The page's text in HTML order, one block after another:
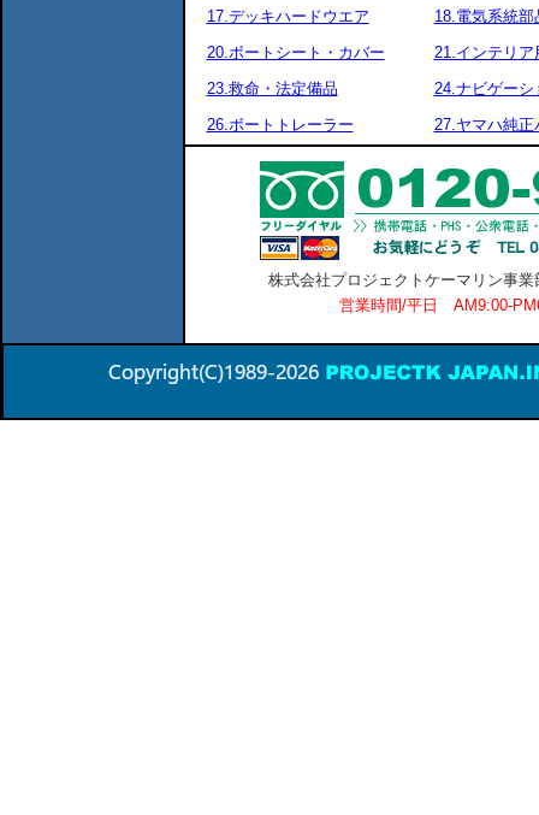
17.デッキハードウエア
18.電気系統部
20.ボートシート・カバー
21.インテリア
23.救命・法定備品
24.ナビゲーシ
26.ボートトレーラー
27.ヤマハ純正
株式会社プロジェクトケーマリン事
営業時間/平日 AM9:00-